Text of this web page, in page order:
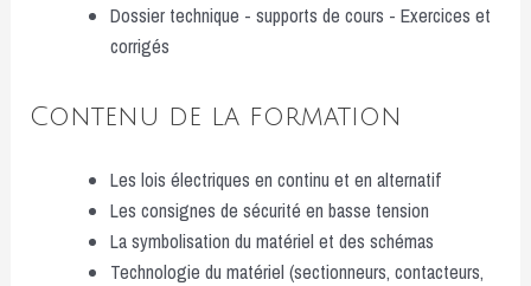
Dossier technique - supports de cours - Exercices et
corrigés
Contenu de la formation
Les lois électriques en continu et en alternatif
Les consignes de sécurité en basse tension
La symbolisation du matériel et des schémas
Technologie du matériel (sectionneurs, contacteurs,